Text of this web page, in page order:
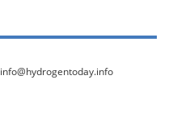
info@hydrogentoday.info